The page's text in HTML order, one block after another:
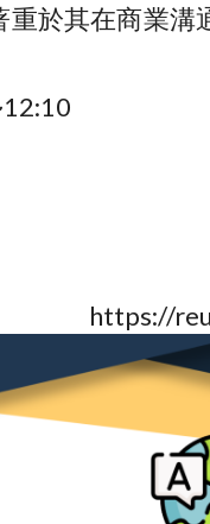
於其在商業溝
https://